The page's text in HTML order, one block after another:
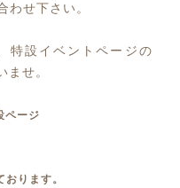
わせ下さい。
特設イベントページの
ませ。
ページ
ります。